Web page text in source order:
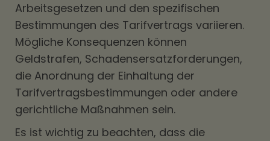
Arbeitsgesetzen und den spezifischen
Bestimmungen des Tarifvertrags variieren.
Mögliche Konsequenzen können
Geldstrafen, Schadensersatzforderungen,
die Anordnung der Einhaltung der
Tarifvertragsbestimmungen oder andere
gerichtliche Maßnahmen sein.
Es ist wichtig zu beachten, dass die